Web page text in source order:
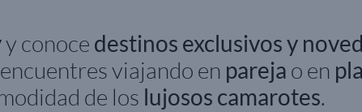
y conoce destinos exclusivos y
viajando en pareja o en
de los lujosos camarotes.